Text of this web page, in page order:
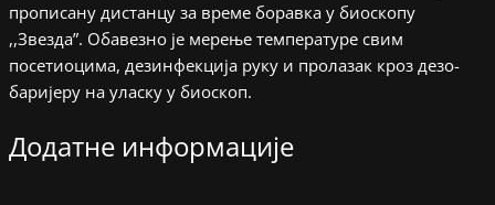
прописану дистанцу за време боравка у биоскопу
,,Звезда”. Обавезно је мерење температуре свим
посетиоцима, дезинфекција руку и пролазак кроз дезо-
баријеру на уласку у биоскоп.
Додатне информације